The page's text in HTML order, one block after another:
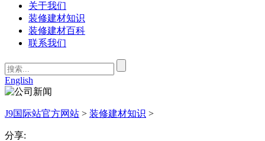
关于我们
装修建材知识
装修建材百科
联系我们
English
J9国际站官方网站 > 装修建材知识 >
分享: